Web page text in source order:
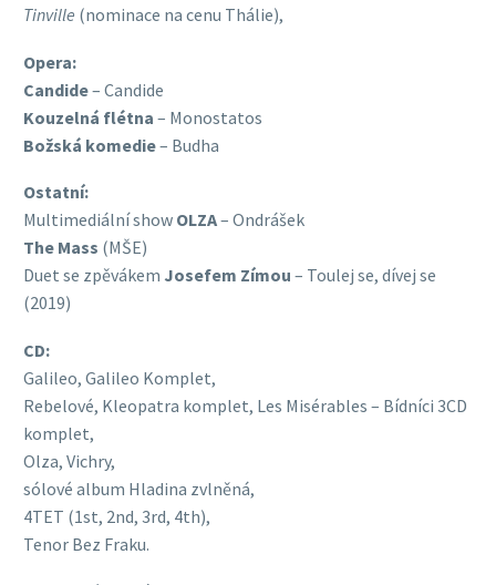
Tinville (nominace na cenu Thálie),
Opera:
Candide– Candide
Kouzelná flétna – Monostatos
Božská komedie– Budha
Ostatní:
Multimediální show OLZA– Ondrášek
The Mass (MŠE)
Duet se zpěvákem Josefem Zímou – Toulej se, dívej se
(2019)
CD:
Galileo, Galileo Komplet,
Rebelové, Kleopatra komplet, Les Misérables – Bídníci 3CD
komplet,
Olza, Vichry,
sólové album Hladina zvlněná,
4TET (1st, 2nd, 3rd, 4th),
Tenor Bez Fraku.